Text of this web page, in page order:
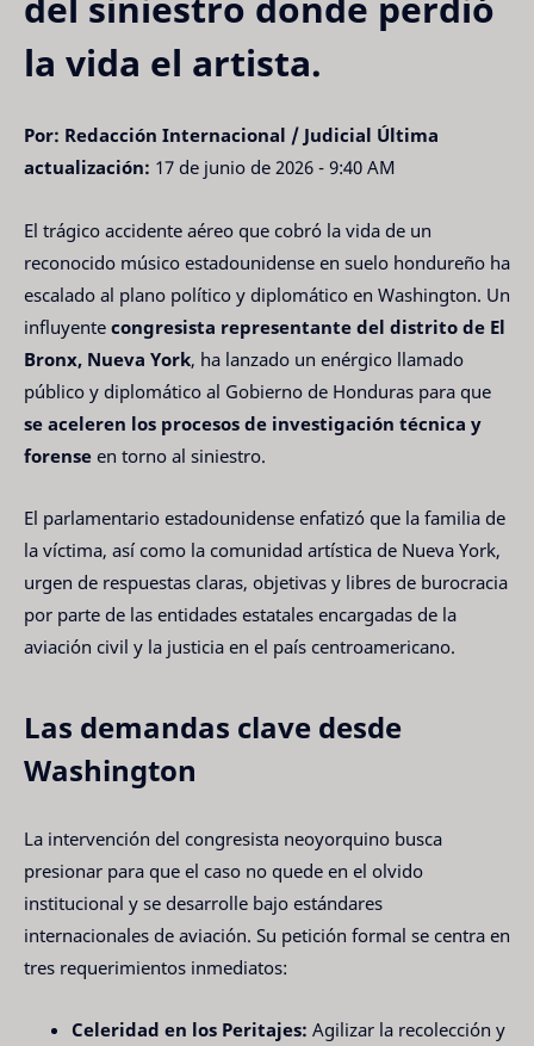
la vida el artista.
Por: Redacción Internacional / Judicial Última
actualización: 17 de junio de 2026 - 9:40 AM
El trágico accidente aéreo que cobró la vida de un
reconocido músico estadounidense en suelo hondureño ha
escalado al plano político y diplomático en Washington. Un
influyente congresista representante del distrito de El
Bronx, Nueva York, ha lanzado un enérgico llamado
público y diplomático al Gobierno de Honduras para que
se aceleren los procesos de investigación técnica y
forense en torno al siniestro.
El parlamentario estadounidense enfatizó que la familia de
la víctima, así como la comunidad artística de Nueva York,
urgen de respuestas claras, objetivas y libres de burocracia
por parte de las entidades estatales encargadas de la
aviación civil y la justicia en el país centroamericano.
Las demandas clave desde
Washington
La intervención del congresista neoyorquino busca
presionar para que el caso no quede en el olvido
institucional y se desarrolle bajo estándares
internacionales de aviación. Su petición formal se centra en
tres requerimientos inmediatos:
Celeridad en los Peritajes: Agilizar la recolección y